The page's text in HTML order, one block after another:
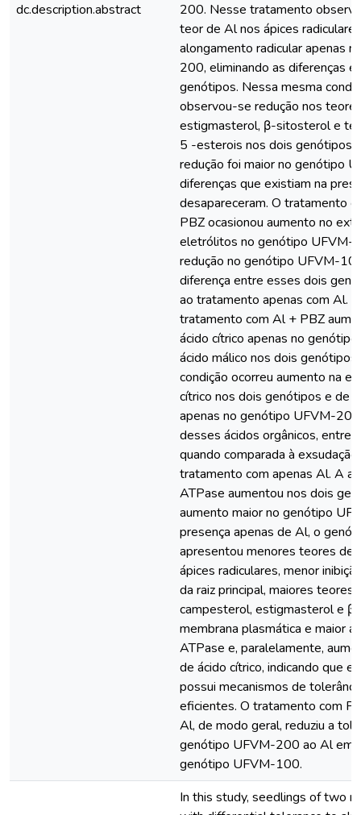
dc.description.abstract
200. Nesse tratamento
teor de Al nos ápices
alongamento radicular apenas
200, eliminando as diferenças
genótipos. Nessa mesma
observou-se redução nos
estigmasterol, β-sitosterol e
5 -esterois nos dois genótipos.
redução foi maior no genótipo
diferenças que existiam na
desapareceram. O tratamento
PBZ ocasionou aumento no
eletrólitos no genótipo UFVM-
redução no genótipo UFVM-
diferença entre esses dois
ao tratamento apenas com Al.
tratamento com Al + PBZ
ácido cítrico apenas no
ácido málico nos dois
condição ocorreu aumento na
cítrico nos dois genótipos e de
apenas no genótipo UFVM-
desses ácidos orgânicos,
quando comparada à
tratamento com apenas Al. A
ATPase aumentou nos dois
aumento maior no genótipo
presença apenas de Al, o
apresentou menores teores
ápices radiculares, menor
da raiz principal, maiores teores
campesterol, estigmasterol e
membrana plasmática e maior
ATPase e, paralelamente,
de ácido cítrico, indicando que
possui mecanismos de
eficientes. O tratamento com
Al, de modo geral, reduziu a
genótipo UFVM-200 ao Al em
genótipo UFVM-100.
In this study, seedlings of two